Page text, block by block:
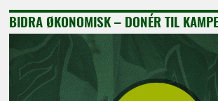
BIDRA ØKONOMISK – DONÉR TIL